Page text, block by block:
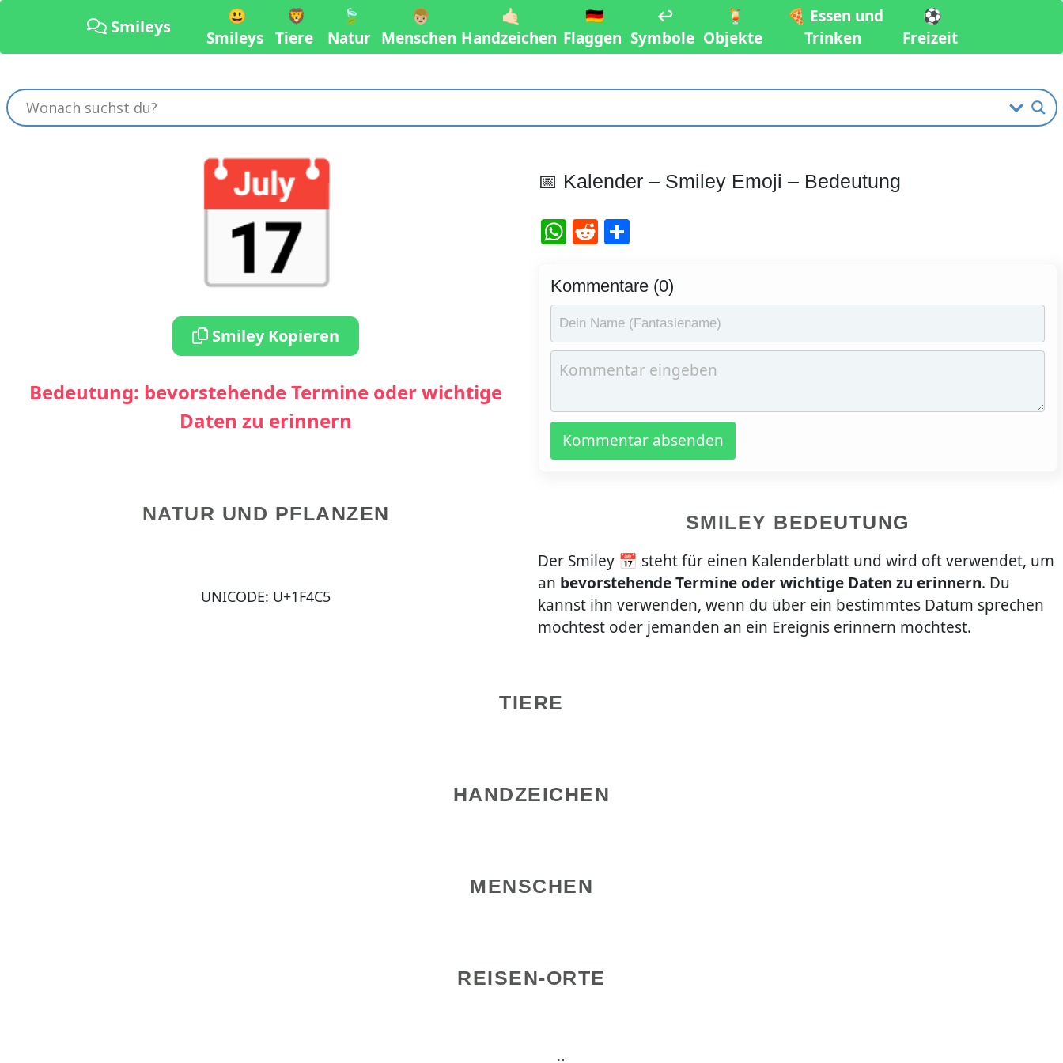
Smileys
😃
Smileys
🦁
Tiere
🍃
Natur
👦🏼
Menschen
🤙🏻
Handzeichen
🇩🇪
Flaggen
↩️
Symbole
🍹
Objekte
🍕 Essen und
Trinken
⚽️
Freizeit
📅
Smiley Kopieren
Bedeutung: bevorstehende Termine oder wichtige
Daten zu erinnern
NATUR UND PFLANZEN
UNICODE: U+1F4C5
📅 Kalender – Smiley Emoji – Bedeutung
WhatsApp
Reddit
Teilen
Kommentare (0)
Kommentar absenden
SMILEY BEDEUTUNG
Der Smiley 📅 steht für einen Kalenderblatt und wird oft verwendet, um
an bevorstehende Termine oder wichtige Daten zu erinnern. Du
kannst ihn verwenden, wenn du über ein bestimmtes Datum sprechen
möchtest oder jemanden an ein Ereignis erinnern möchtest.
TIERE
HANDZEICHEN
MENSCHEN
REISEN-ORTE